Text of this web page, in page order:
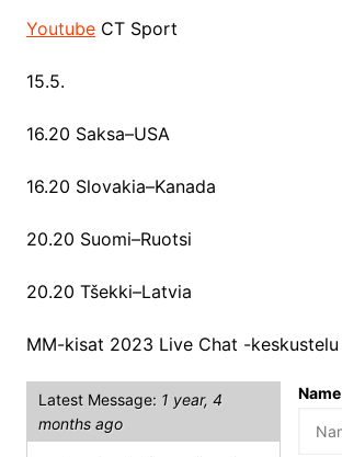
YoutubeCT Sport
15.5.
16.20 Saksa–USA
16.20 Slovakia–Kanada
20.20 Suomi–Ruotsi
20.20 Tšekki–Latvia
MM-kisat 2023 Live Chat -keskustelu
Latest Message: 1 year, 4
months ago
Name